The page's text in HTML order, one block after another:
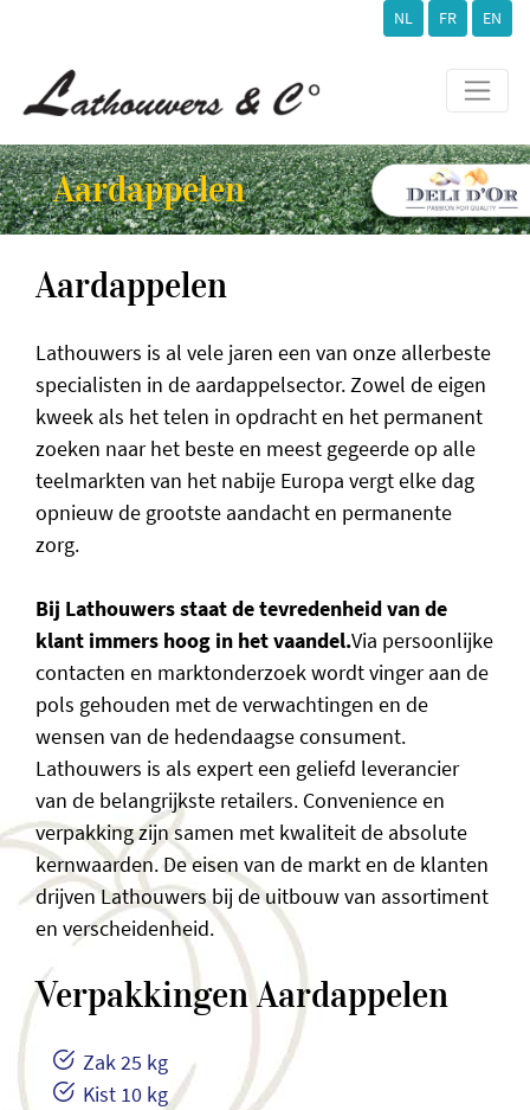
NL FR EN
Aardappelen
Aardappelen
Lathouwers is al vele jaren een van onze allerbeste
specialisten in de aardappelsector. Zowel de eigen
kweek als het telen in opdracht en het permanent
zoeken naar het beste en meest gegeerde op alle
teelmarkten van het nabije Europa vergt elke dag
opnieuw de grootste aandacht en permanente
zorg.
Bij Lathouwers staat de tevredenheid van de
klant immers hoog in het vaandel.Via persoonlijke
contacten en marktonderzoek wordt vinger aan de
pols gehouden met de verwachtingen en de
wensen van de hedendaagse consument.
Lathouwers is als expert een geliefd leverancier
van de belangrijkste retailers. Convenience en
verpakking zijn samen met kwaliteit de absolute
kernwaarden. De eisen van de markt en de klanten
drijven Lathouwers bij de uitbouw van assortiment
en verscheidenheid.
Verpakkingen Aardappelen
Zak 25 kg
Kist 10 kg